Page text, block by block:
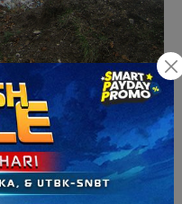
pada lingkungan
suka buang sampah
ayo, mulai cintai bumi kita